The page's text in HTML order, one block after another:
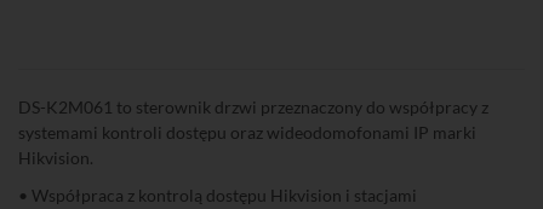
DS-K2M061 to sterownik drzwi przeznaczony do współpracy z
systemami kontroli dostępu oraz wideodomofonami IP marki
Hikvision.
• Współpraca z kontrolą dostępu Hikvision i stacjami